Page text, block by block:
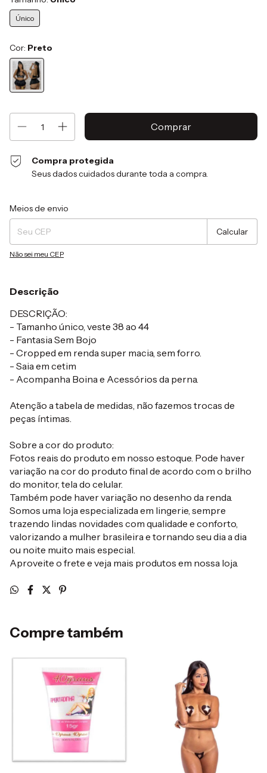
Único
Cor: Preto
Compra protegida
Seus dados cuidados durante toda a compra.
Entregas para o CEP:
Meios de envio
Calcular
Não sei meu CEP
Descrição
DESCRIÇÃO:
- Tamanho único, veste 38 ao 44
- Fantasia Sem Bojo
- Cropped em renda super macia, sem forro.
- Saia em cetim
- Acompanha Boina e Acessórios da perna.
Atenção a tabela de medidas, não fazemos trocas de
peças íntimas.
Sobre a cor do produto:
Fotos reais do produto em nosso estoque. Pode haver
variação na cor do produto final de acordo com o brilho
do monitor, tela do celular.
Também pode haver variação no desenho da renda.
Somos uma loja especializada em lingerie, sempre
trazendo lindas novidades com qualidade e conforto,
valorizando a mulher brasileira e tornando seu dia a dia
ou noite muito mais especial.
Aproveite o frete e veja mais produtos em nossa loja.
Compre também